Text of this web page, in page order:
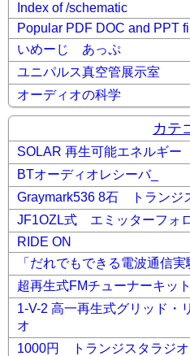
Index of /schematic
Popular PDF DOC and PPT
いめーじ あっぷ
ユニパルス真空管展示室
オーディオの科学
カテ
SOLAR 再生可能エネルギー
BTオーディオレシーバ_
Graymark536 8石 トランジ
JF1OZL式 エミッターフォ
RIDE ON
「だれでもできる電波通信実
超再生式FMチューナーキッ
1-V-2 高一再生式グリッド
オ
1000円 トランジスタラジ